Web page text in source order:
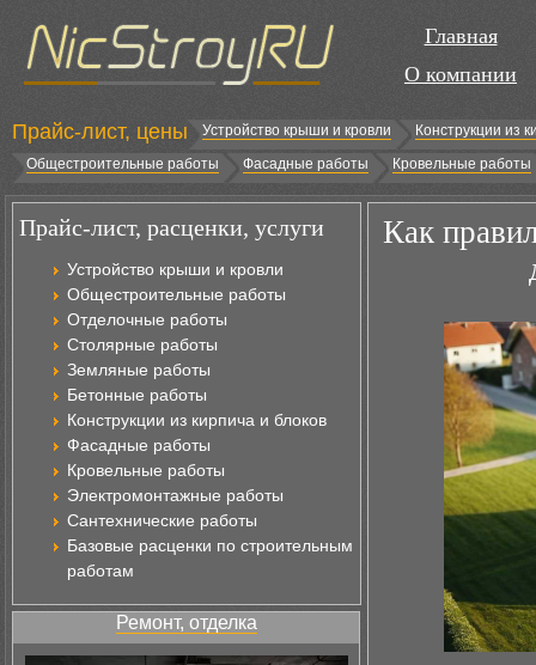
Главная
О компании
Прайс-лист, цены Устройство крыши и кровли
Конструкции из
Общестроительные работы
Фасадные работы Кровельные работы
Прайс-лист, расценки, услуги
Устройство крыши и кровли
Общестроительные работы
Отделочные работы
Столярные работы
Земляные работы
Бетонные работы
Конструкции из кирпича и блоков
Фасадные работы
Кровельные работы
Электромонтажные работы
Сантехнические работы
Базовые расценки по строительным
работам
Ремонт, отделка
Как